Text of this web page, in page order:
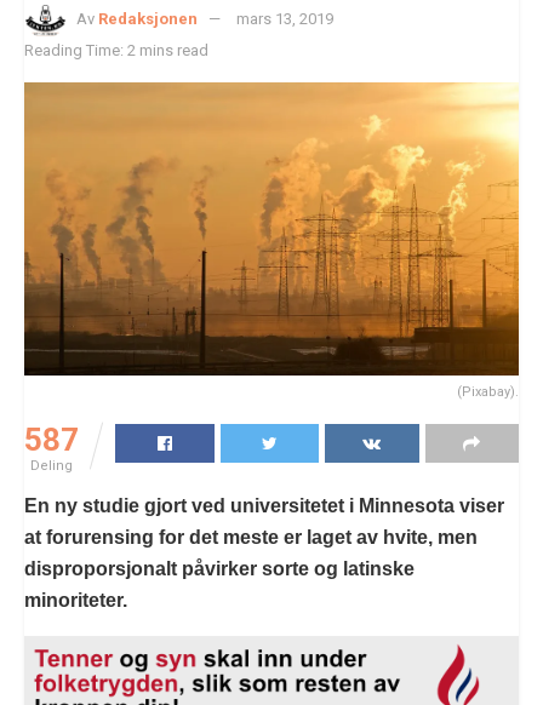
Av Redaksjonen
mars 13, 2019
Reading Time: 2 mins read
(Pixabay).
587
Deling
En ny studie gjort ved universitetet i Minnesota viser
at forurensing for det meste er laget av hvite, men
disproporsjonalt påvirker sorte og latinske
minoriteter.